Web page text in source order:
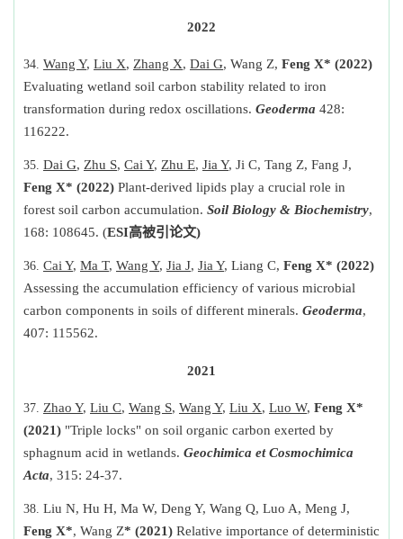
2022
Wang Y, Liu X, Zhang X, Dai G, Wang Z, Feng X* (2022)
Evaluating wetland soil carbon stability related to iron
transformation during redox oscillations. Geoderma 428:
116222.
Dai G, Zhu S, Cai Y, Zhu E, Jia Y, Ji C, Tang Z, Fang J,
Feng X* (2022) Plant-derived lipids play a crucial role in
forest soil carbon accumulation. Soil Biology & Biochemistry,
168: 108645. (ESI高被引论文)
Cai Y, Ma T, Wang Y, Jia J, Jia Y, Liang C, Feng X* (2022)
Assessing the accumulation efficiency of various microbial
carbon components in soils of different minerals. Geoderma,
407: 115562.
2021
Zhao Y, Liu C, Wang S, Wang Y, Liu X, Luo W, Feng X*
(2021) "Triple locks" on soil organic carbon exerted by
sphagnum acid in wetlands. Geochimica et Cosmochimica
Acta, 315: 24-37.
Liu N, Hu H, Ma W, Deng Y, Wang Q, Luo A, Meng J,
Feng X*, Wang Z* (2021) Relative importance of deterministic